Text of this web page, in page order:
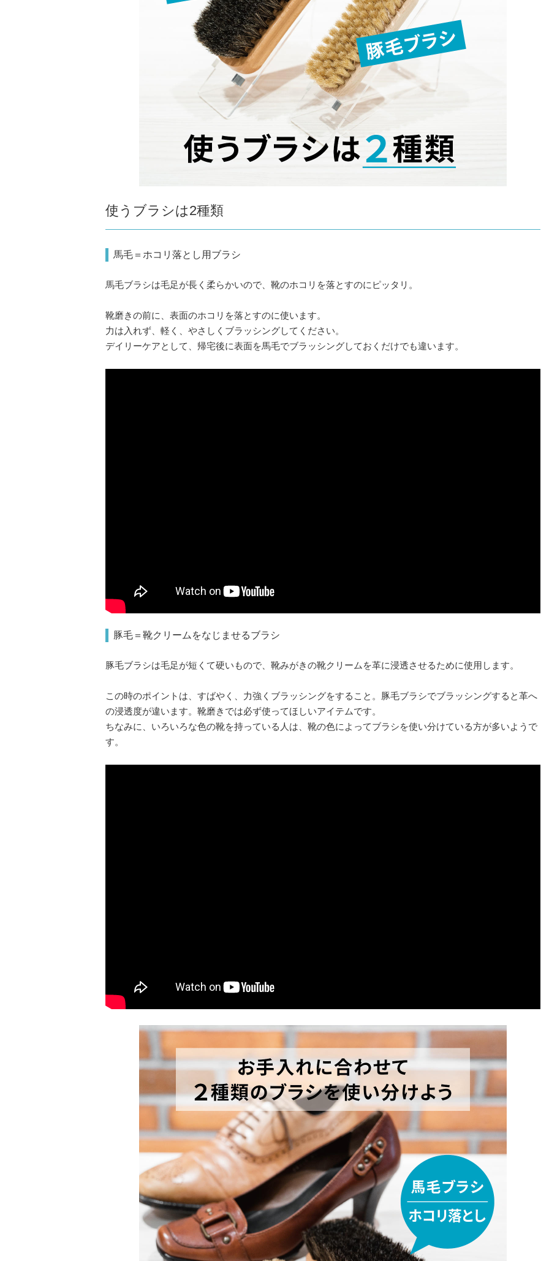
使うブラシは2種類
馬毛＝ホコリ落とし用ブラシ
馬毛ブラシは毛足が長く柔らかいので、靴のホコリを落とすのにピッタリ。
靴磨きの前に、表面のホコリを落とすのに使います。
力は入れず、軽く、やさしくブラッシングしてください。
デイリーケアとして、帰宅後に表面を馬毛でブラッシングしておくだけでも違います。
豚毛＝靴クリームをなじませるブラシ
豚毛ブラシは毛足が短くて硬いもので、靴みがきの靴クリームを革に浸透させるために使用します。
この時のポイントは、すばやく、力強くブラッシングをすること。豚毛ブラシでブラッシングすると革へ
の浸透度が違います。靴磨きでは必ず使ってほしいアイテムです。
ちなみに、いろいろな色の靴を持っている人は、靴の色によってブラシを使い分けている方が多いようで
す。